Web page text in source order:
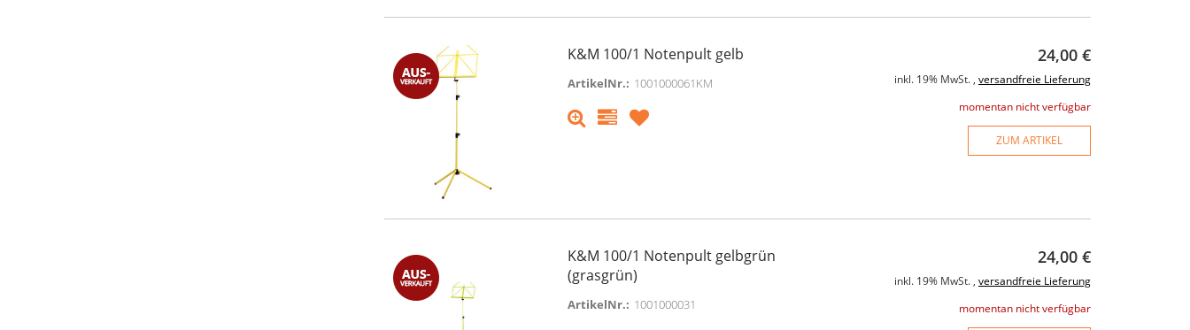
K&M 100/1 Notenpult gelb
ArtikelNr.: 1001000061KM
24,00 €
inkl. 19% MwSt. , versandfreie Lieferung
momentan nicht verfügbar
ZUM ARTIKEL
K&M 100/1 Notenpult gelbgrün
(grasgrün)
ArtikelNr.: 1001000031
24,00 €
inkl. 19% MwSt. , versandfreie Lieferung
momentan nicht verfügbar